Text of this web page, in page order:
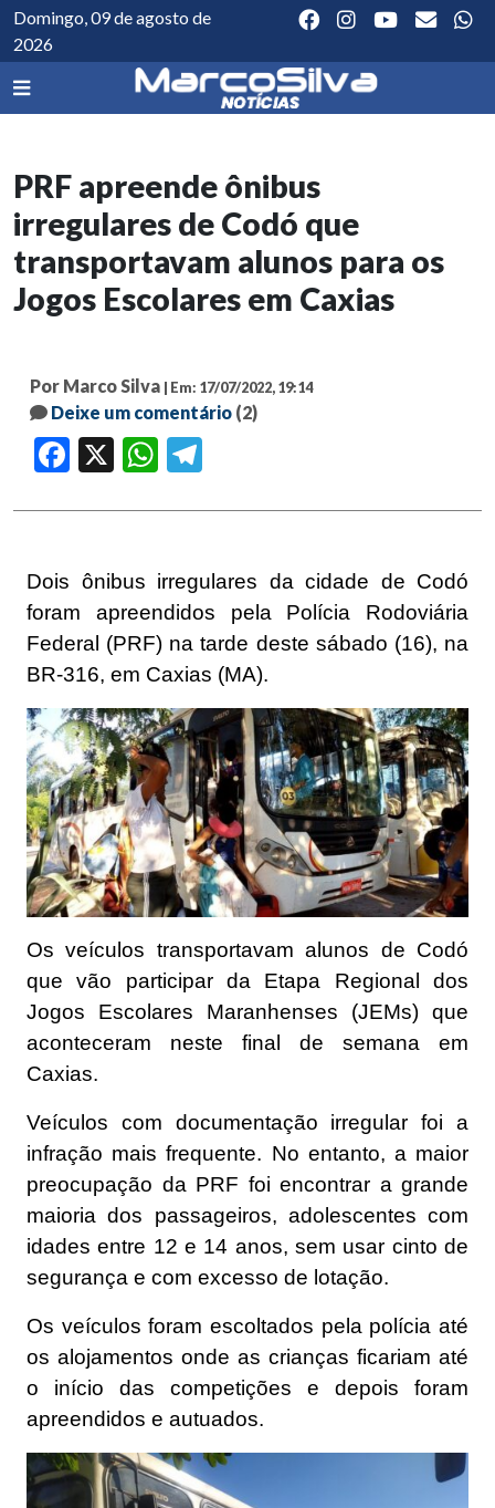
Domingo, 09 de agosto de
2026
PRF apreende ônibus
irregulares de Codó que
transportavam alunos para os
Jogos Escolares em Caxias
Por Marco Silva | Em: 17/07/2022, 19:14
Deixe um comentário (2)
Facebook WhatsApp
Dois ônibus irregulares da cidade de Codó
foram apreendidos pela Polícia Rodoviária
Federal (PRF) na tarde deste sábado (16), na
BR-316, em Caxias (MA).
Os veículos transportavam alunos de Codó
que vão participar da Etapa Regional dos
Jogos Escolares Maranhenses (JEMs) que
aconteceram neste final de semana em
Caxias.
Veículos com documentação irregular foi a
infração mais frequente. No entanto, a maior
preocupação da PRF foi encontrar a grande
maioria dos passageiros, adolescentes com
idades entre 12 e 14 anos, sem usar cinto de
segurança e com excesso de lotação.
Os veículos foram escoltados pela polícia até
os alojamentos onde as crianças ficariam até
o início das competições e depois foram
apreendidos e autuados.